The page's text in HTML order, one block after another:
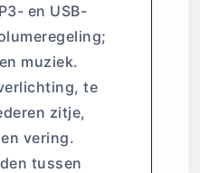
en USB-
muziek.
te
zitje,
vering.
tussen